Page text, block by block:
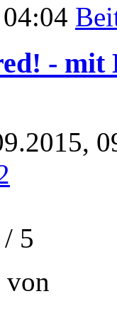
04:04
-
5
von